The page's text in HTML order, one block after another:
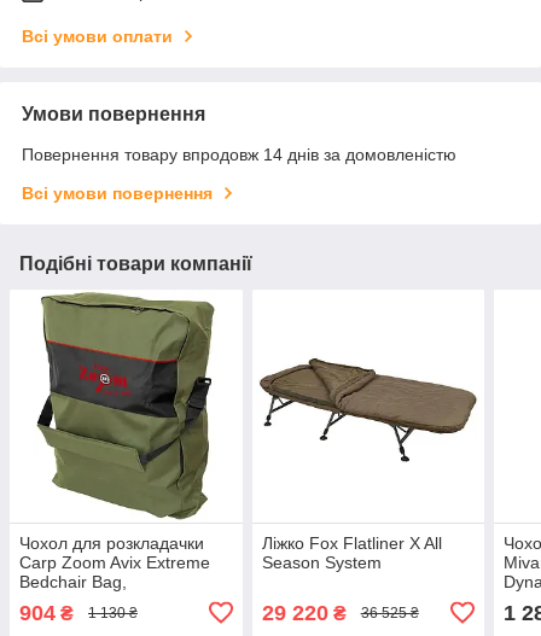
Всі умови оплати
Умови повернення
Повернення товару впродовж 14 днів за домовленістю
Всі умови повернення
Подібні товари компанії
Чохол для розкладачки
Carp Zoom Avix Extreme
Bedchair Bag,
904 ₴ 1 130 ₴
Ліжко Fox Flatliner X All
Season System
29 220₴ 36 525 ₴ 1